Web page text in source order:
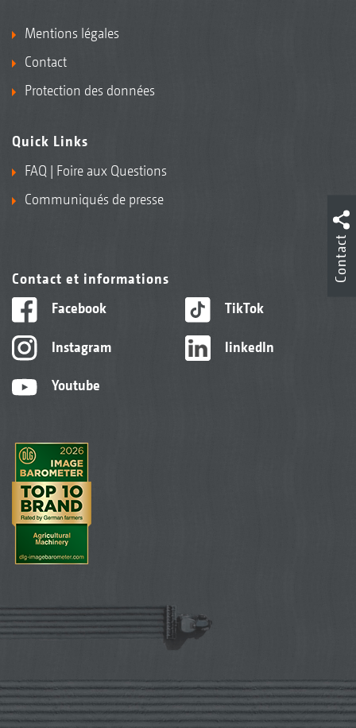
Mentions légales
Contact
Protection des données
Quick Links
FAQ | Foire aux Questions
Communiqués de presse
Contact et informations
Facebook
Instagram
Youtube
TikTok
linkedIn
Contact